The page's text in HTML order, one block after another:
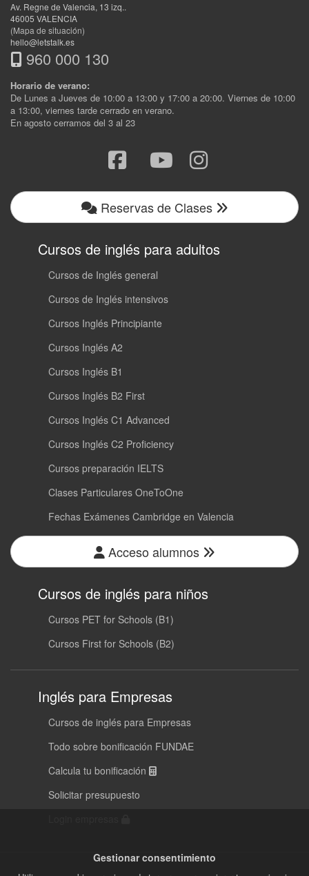
Av. Regne de Valencia, 13 izq..
46005 VALENCIA
(Mapa de situación)
hello@letstalk.es
960 000 130
Horario de verano:
De Lunes a Jueves de 10:00 a 13:00 y 17:00 a 20:00. Viernes de 10:00
a 13:00, viernes tarde cerrado en verano.
En agosto cerramos del 3 al 23
Reservas de Clases
Cursos de inglés para adultos
Cursos de Inglés general
Cursos de Inglés intensivos
Cursos Inglés Principiante
Cursos Inglés A2
Cursos Inglés B1
Cursos Inglés B2 First
Cursos Inglés C1 Advanced
Cursos Inglés C2 Proficiency
Cursos preparación IELTS
Clases Particulares OneToOne
Fechas Exámenes Cambridge en Valencia
Acceso alumnos
Cursos de inglés para niños
Cursos PET for Schools (B1)
Cursos First for Schools (B2)
Inglés para Empresas
Cursos de inglés para Empresas
Todo sobre bonificación FUNDAE
Calcula tu bonificación
Solicitar presupuesto
Gestionar consentimiento